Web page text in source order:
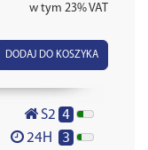
w tym 23% VAT
DODAJ DO KOSZYKA
S2 4
24H 3